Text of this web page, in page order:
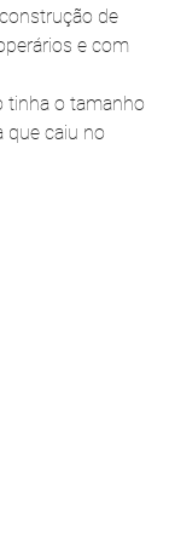
de
e com
tinha o tamanho
que caiu no